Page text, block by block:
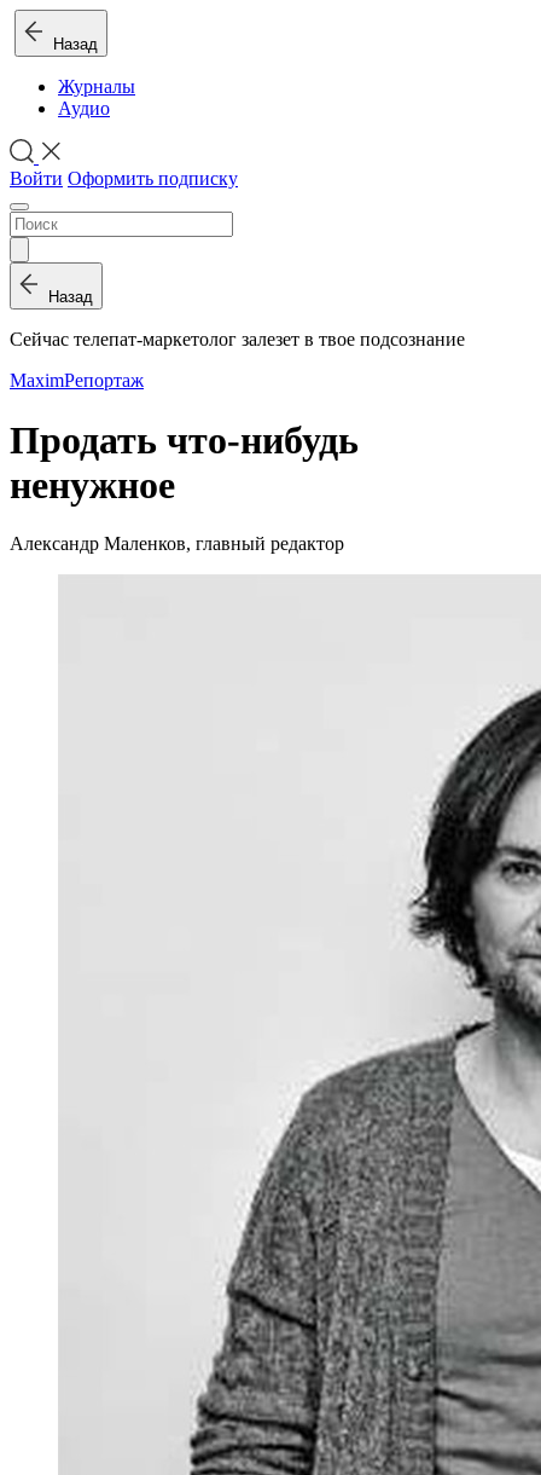
Назад
Журналы
Аудио
Войти Оформить подписку
Назад
Сейчас телепат-маркетолог залезет в твое подсознание
MaximРепортаж
Продать что-нибудь
ненужное
Александр Маленков, главный редактор